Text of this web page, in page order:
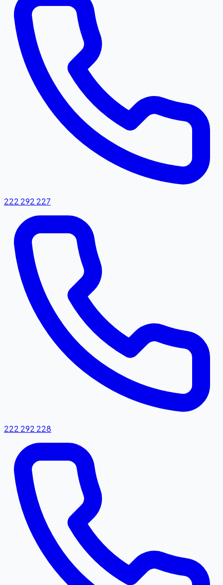
222 292 227
222 292 228